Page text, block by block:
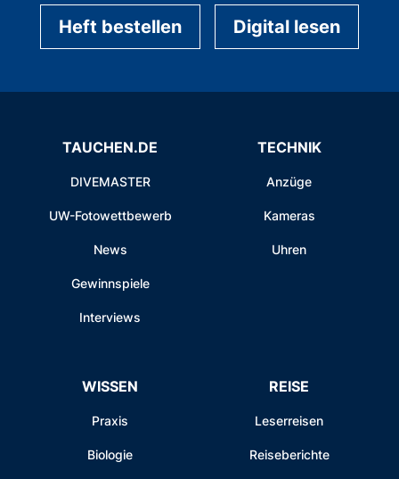
Heft bestellen Digital lesen
TAUCHEN.DE
DIVEMASTER
UW-Fotowettbewerb
News
Gewinnspiele
Interviews
TECHNIK
Anzüge
Kameras
Uhren
WISSEN
Praxis
Biologie
REISE
Leserreisen
Reiseberichte